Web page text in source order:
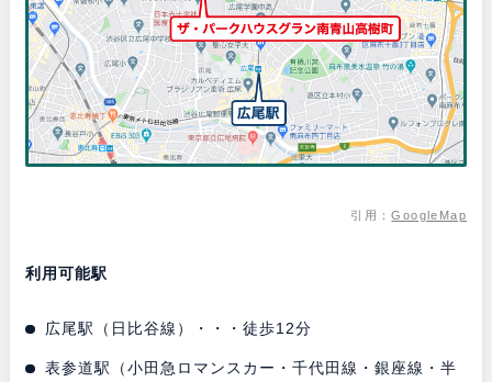
引用：GoogleMap
利用可能駅
広尾駅（日比谷線）・・・徒歩12分
表参道駅（小田急ロマンスカー・千代田線・銀座線・半